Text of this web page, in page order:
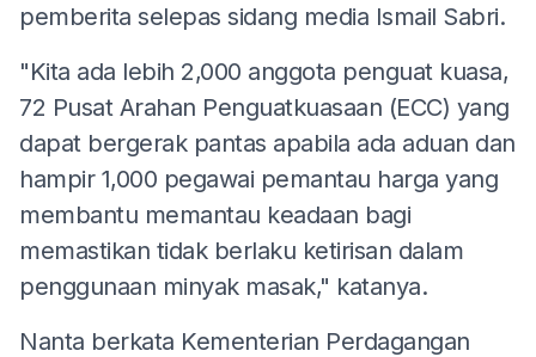
pemberita selepas sidang media Ismail Sabri.
"Kita ada lebih 2,000 anggota penguat kuasa,
72 Pusat Arahan Penguatkuasaan (ECC) yang
dapat bergerak pantas apabila ada aduan dan
hampir 1,000 pegawai pemantau harga yang
membantu memantau keadaan bagi
memastikan tidak berlaku ketirisan dalam
penggunaan minyak masak," katanya.
Nanta berkata Kementerian Perdagangan